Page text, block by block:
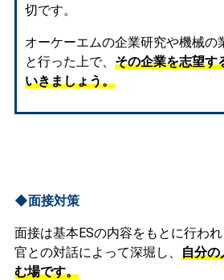
切です。
オーケーエムの企業研究や機械の
と行った上で、 その企業を志望す
いきましょう。
◆面接対策
面接は基本ESの内容をもとに行わ
官との対話によって深堀し、 自分の
む場です。